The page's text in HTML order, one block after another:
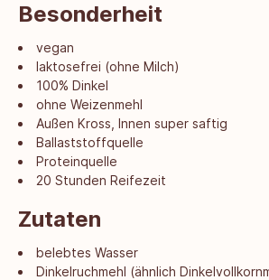
Besonderheit
vegan
laktosefrei (ohne Milch)
100% Dinkel
ohne Weizenmehl
Außen Kross, Innen super saftig
Ballaststoffquelle
Proteinquelle
20 Stunden Reifezeit
Zutaten
belebtes Wasser
Dinkelruchmehl (ähnlich